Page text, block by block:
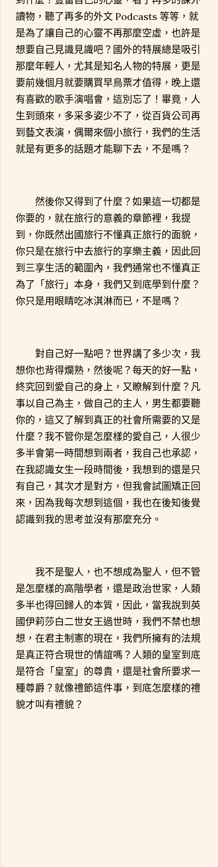
讀物，聽了再多的外文 Podcasts 等等，就
是為了讓自己的心靈不再那麼空虛，也許是
想要自己見識見識吧？國外的特展總是吸引
那麼年輕人，尤其是知名人物的特展，更是
要前幾個月就要購買早鳥票才值得，晚上還
有喜歡的歌手演唱會，這別忘了！畢竟，人
生到頭來，多采多姿少不了，從百貨公司再
到藝文表演，偶爾來個小旅行，我們的生活
就是有更多的話題才能聊下去，不是嗎？
然後你又得到了什麼？如果這一切都是
你要的，就在旅行的意義的章節裡，我提
到，你既然出國旅行不懂真正旅行的面貌，
你只是在旅行中去旅行的享樂主義，因此回
到三享生活的範圍內，我們通常也不懂真正
為了「旅行」本身，我們又到底學到什麼？
你只是用眼睛吃冰淇淋而已，不是嗎？
對自己好一點吧？世界講了多少次，我
想你也背得爛熟，然後呢？每天的好一點，
終究回到愛自己的身上，又瞭解到什麼？凡
事以自己為主，做自己的主人，男生都要聽
你的，這又了解到真正的社會所需要的又是
什麼？我不管你是怎麼樣的愛自己，人很少
多半會第一時間想到兩者，我自己也承認，
在我認識女生一段時間後，我想到的還是只
有自己，其次才是對方，但我會試圖矯正回
來，因為我每次想到這個，我也在後知後覺
認識到我的思考並沒有那麼充分。
我不是聖人，也不想成為聖人，但不管
是怎麼樣的高階學者，還是政治世家，人類
多半也得回歸人的本質，因此，當我說到英
國伊莉莎白二世女王過世時，我們不禁也想
想，在君主制憲的現在，我們所擁有的法規
是真正符合現世的情誼嗎？人類的皇室到底
是符合「皇室」的尊貴，還是社會所要求一
種尊爵？就像禮節這件事，到底怎麼樣的禮
貌才叫有禮貌？